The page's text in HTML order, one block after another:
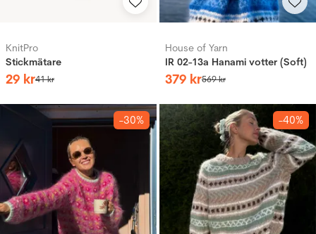
KnitPro
Stickmätare
29 kr41kr
House of Yarn
IR 02-13a Hanami votter (Soft)
379 kr569kr
-30% -40%